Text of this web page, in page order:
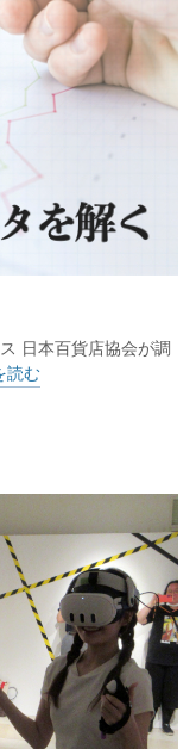
日本百貨店協会が調
読む